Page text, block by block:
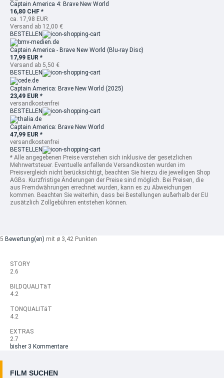
Captain America 4: Brave New World
16,80 CHF *
ca. 17,98 EUR
Versand ab 12,00 €
BESTELLEN
Captain America - Brave New World (Blu-ray Disc)
17,99 EUR *
Versand ab 5,50 €
BESTELLEN
Captain America: Brave New World (2025)
23,49 EUR *
versandkostenfrei
BESTELLEN
Captain America: Brave New World
47,99 EUR *
versandkostenfrei
BESTELLEN
* Alle angegebenen Preise verstehen sich inklusive der gesetzlichen
Mehrwertsteuer. Eventuelle anfallende Versandkosten wurden im
Preisvergleich nicht berücksichtigt, beachten Sie hierzu die jeweiligen Shop
AGBs. Kurzfristige Änderungen der Preise sind möglich. Bei Preisen, die
aus Fremdwährungen errechnet wurden, kann es zu Abweichungen
kommen. Beachten Sie weiterhin, dass bei Bestellungen außerhalb der EU
zusätzlich Zollgebühren entstehen können.
5 Bewertung(en) mit ø 3,42 Punkten
STORY
2.6
BILDQUALITäT
4.2
TONQUALITäT
4.2
EXTRAS
2.7
bisher 3 Kommentare
FILM SUCHEN